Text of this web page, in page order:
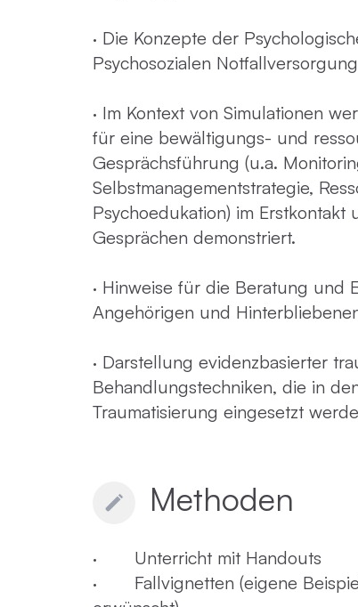
· Die Konzepte der
Psychosozialen
· Im Kontext von Simulationen
für eine bewältigungs- und
Gesprächsführung (u.a.
Selbstmanagementstrategie,
Psychoedukation) im
Gesprächen demonstriert.
· Hinweise für die Beratung und
Angehörigen und
· Darstellung evidenzbasierter
Behandlungstechniken, die in
Traumatisierung eingesetzt
Methoden
· Unterricht mit Handouts
· Fallvignetten (eigene